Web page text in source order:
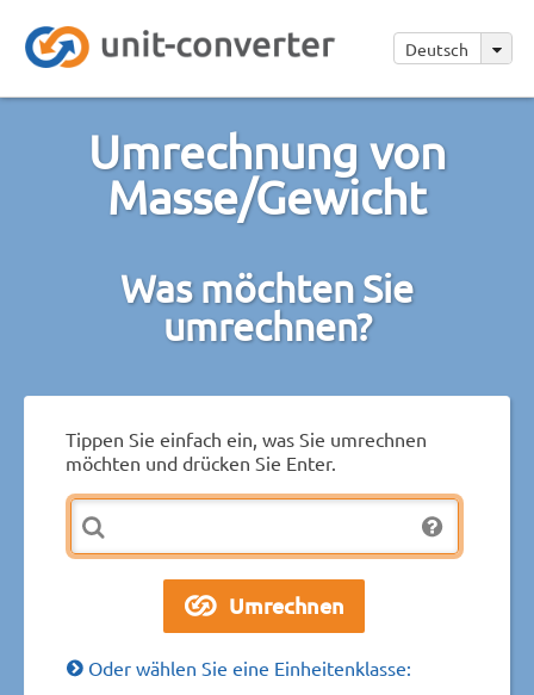
Deutsch
Umrechnung von
Masse/Gewicht
Was möchten Sie
umrechnen?
Tippen Sie einfach ein, was Sie umrechnen
möchten und drücken Sie Enter.
Oder wählen Sie eine Einheitenklasse: